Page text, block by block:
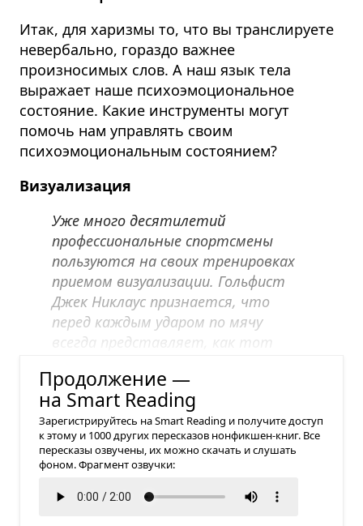
Итак, для харизмы то, что вы транслируете
невербально, гораздо важнее
произносимых слов. А наш язык тела
выражает наше психоэмоциональное
состояние. Какие инструменты могут
помочь нам управлять своим
психоэмоциональным состоянием?
Визуализация
Уже много десятилетий
профессиональные спортсмены
пользуются на своих тренировках
приемом визуализации. Гольфист
Джек Никлаус признается, что
перед каждым ударом по мячу
всегда представляет, как тот
Продолжение —
на Smart Reading
Зарегистрируйтесь на Smart Reading и получите доступ
к этому и 1000 других пересказов нонфикшен-книг. Все
пересказы озвучены, их можно скачать и слушать
фоном. Фрагмент озвучки: